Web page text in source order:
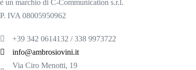
è un marchio di C-Communication s.r.l.
P. IVA 08005950962
+39 342 0614132 / 338 9973722
info@ambrosiovini.it
Via Ciro Menotti, 19